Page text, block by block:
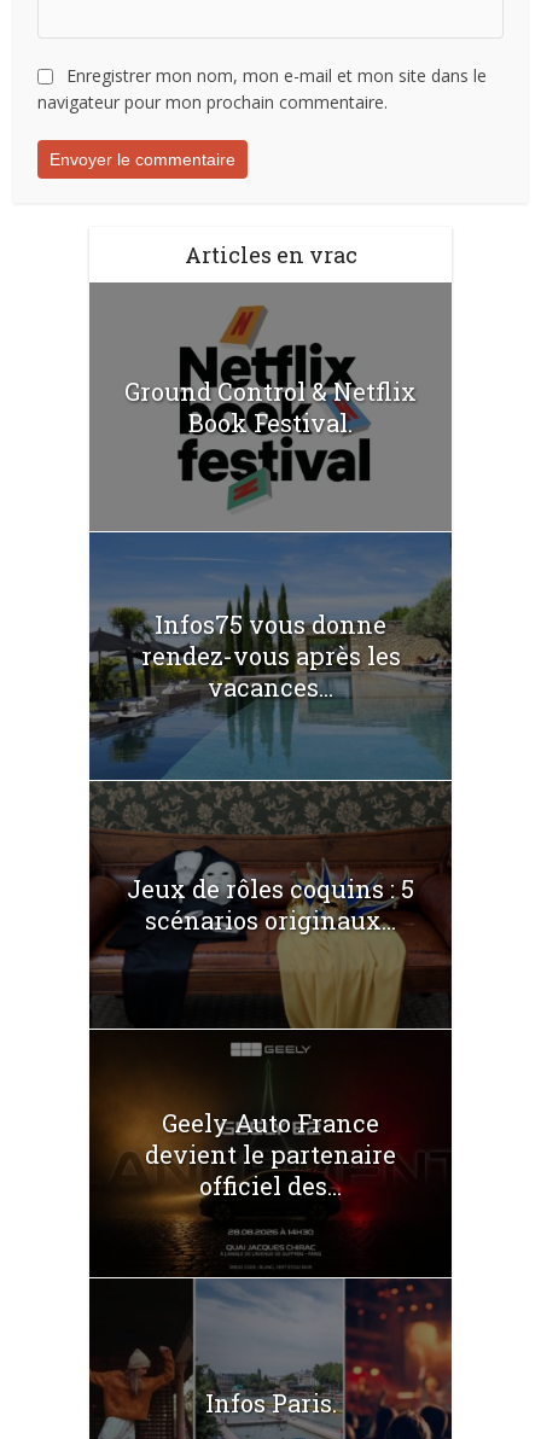
Enregistrer mon nom, mon e-mail et mon site dans le
navigateur pour mon prochain commentaire.
Articles en vrac
Ground Control & Netflix
Book Festival.
Infos75 vous donne
rendez-vous après les
vacances...
Jeux de rôles coquins : 5
scénarios originaux...
Geely Auto France
devient le partenaire
officiel des...
Infos Paris.